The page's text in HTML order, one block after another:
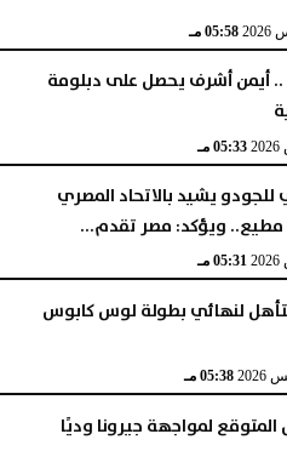
05:58 مـ
أيمن أشرف يحصل على دبلومة
05:33 مـ
للجودو يشيد بالاتحاد المصري
مطيع.. ويؤكد: مصر تقدم...
05:31 مـ
لنهائي بطولة لوس كابوس
05:38 مـ
لمواجهة جيرونا وديًا